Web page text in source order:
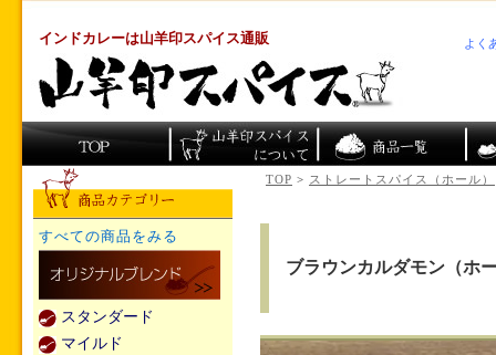
インドカレーは山羊印スパイス通販
TOP > ストレートスパイス（ホール）
ブラウンカルダモン（ホ
すべての商品をみる
スタンダード
マイルド
よく